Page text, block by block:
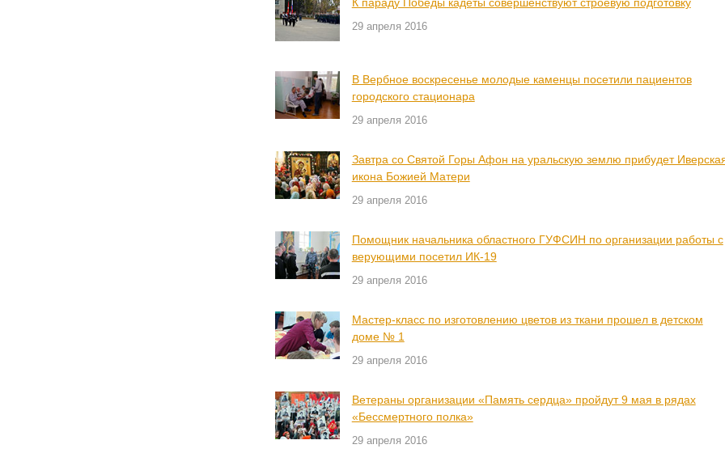
29 апреля 2016
В Вербное воскресенье молодые каменцы посетили пациентов
городского стационара
29 апреля 2016
Завтра со Святой Горы Афон на уральскую землю прибудет
икона Божией Матери
29 апреля 2016
Помощник начальника областного ГУФСИН по организации работы с
верующими посетил ИК-19
29 апреля 2016
Мастер-класс по изготовлению цветов из ткани прошел в детском
доме № 1
29 апреля 2016
Ветераны организации «Память сердца» пройдут 9 мая в рядах
«Бессмертного полка»
29 апреля 2016